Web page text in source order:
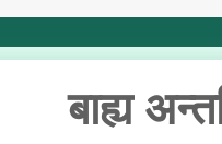
बाह्य